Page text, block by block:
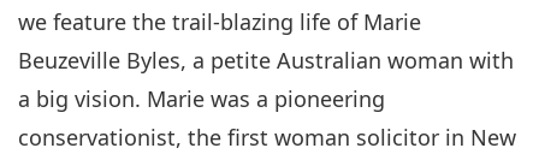
we feature the trail-blazing life of Marie
Beuzeville Byles, a petite Australian woman with
a big vision. Marie was a pioneering
conservationist, the first woman solicitor in New